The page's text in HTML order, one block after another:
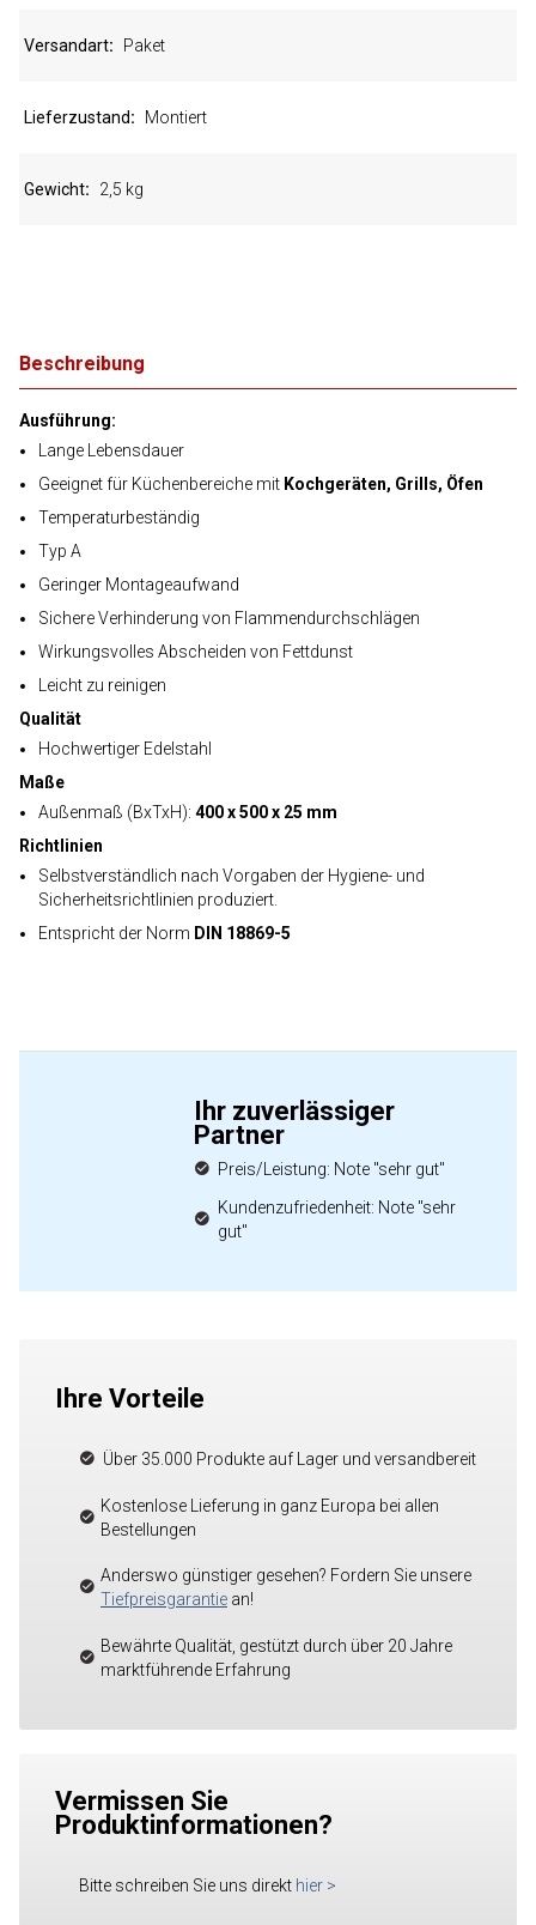
Beschreibung
Ausführung:
Lange Lebensdauer
Geeignet für Küchenbereiche mit Kochgeräten, Grills, Öfen
Temperaturbeständig
Typ A
Geringer Montageaufwand
Sichere Verhinderung von Flammendurchschlägen
Wirkungsvolles Abscheiden von Fettdunst
Leicht zu reinigen
Qualität
Hochwertiger Edelstahl
Maße
Außenmaß (BxTxH): 400 x 500 x 25 mm
Richtlinien
Selbstverständlich nach Vorgaben der Hygiene- und
Sicherheitsrichtlinien produziert.
Entspricht der Norm DIN 18869-5
Versandart Paket
Lieferzustand Montiert
Gewicht 2,5 kg
Ihr zuverlässiger
Partner
Preis/Leistung: Note "sehr gut"
Kundenzufriedenheit: Note "sehr
gut"
Ihre Vorteile
Über 35.000 Produkte auf Lager und versandbereit
Kostenlose Lieferung in ganz Europa bei allen
Bestellungen
Anderswo günstiger gesehen? Fordern Sie unsere
Tiefpreisgarantie an!
Bewährte Qualität, gestützt durch über 20 Jahre
marktführende Erfahrung
Vermissen Sie
Produktinformationen?
Bitte schreiben Sie uns direkt hier >